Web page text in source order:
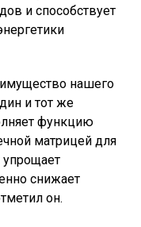
и способствует
нашего
и тот же
функцию
матрицей для
упрощает
снижает
он.